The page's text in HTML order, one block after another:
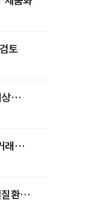
토
상…
래…
질환…